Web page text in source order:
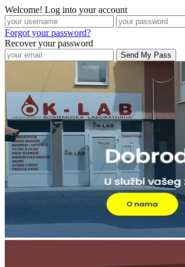
Welcome! Log into your account
Forgot your password?
Recover your password